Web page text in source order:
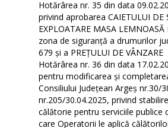
Hotărârea nr. 35 din data
privind aprobarea CAIETULUI DE
EXPLOATARE MASA
zona de siguranță a drumurilor
679 și a PREȚULUI DE VÂNZARE
Hotărârea nr. 36 din data
pentru modificarea şi
Consiliului Județean Argeș nr.30/
nr.205/30.04.2025, privind
călătorie pentru serviciile publice
care Operatorii le aplică